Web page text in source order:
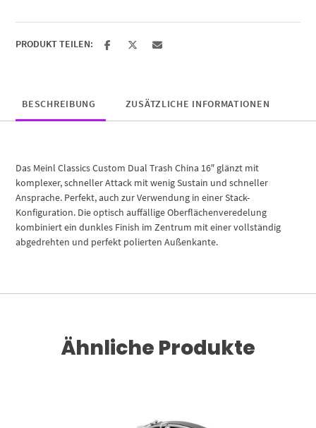
PRODUKT TEILEN:
BESCHREIBUNG ZUSÄTZLICHE INFORMATIONEN
Das Meinl Classics Custom Dual Trash China 16″ glänzt mit
komplexer, schneller Attack mit wenig Sustain und schneller
Ansprache. Perfekt, auch zur Verwendung in einer Stack-
Konfiguration. Die optisch auffällige Oberflächenveredelung
kombiniert ein dunkles Finish im Zentrum mit einer vollständig
abgedrehten und perfekt polierten Außenkante.
Ähnliche Produkte